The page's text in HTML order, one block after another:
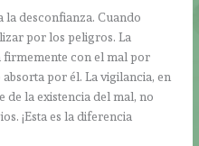
la desconfianza. Cuando
por los peligros. La
firmemente con el mal por
por él. La vigilancia, en
de la existencia del mal, no
¡Esta es la diferencia